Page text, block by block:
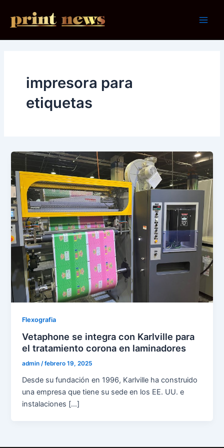
contenido
impresora para
etiquetas
Flexografia
Vetaphone se integra con Karlville para
el tratamiento corona en laminadores
admin/febrero 19, 2025
Desde su fundación en 1996, Karlville ha construido
una empresa que tiene su sede en los EE. UU. e
instalaciones […]